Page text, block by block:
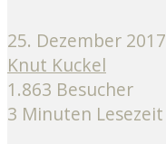
25. Dezember 2017
Knut Kuckel
1.863 Besucher
3 Minuten Lesezeit